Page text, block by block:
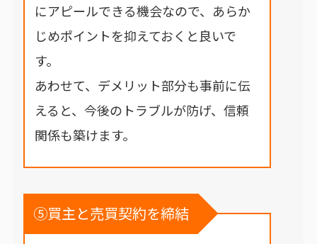
にアピールできる機会なので、あらか
じめポイントを抑えておくと良いで
す。
あわせて、デメリット部分も事前に伝
えると、今後のトラブルが防げ、信頼
関係も築けます。
⑤買主と売買契約を締結